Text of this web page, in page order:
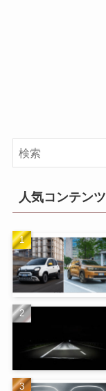
人気コンテンツ